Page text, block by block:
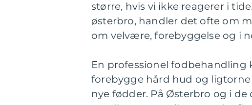
større, hvis vi ikke reagerer i
østerbro, handler det ofte om
om velvære, forebyggelse og i
En professionel fodbehandling
forebygge hård hud og
nye fødder. På Østerbro og i